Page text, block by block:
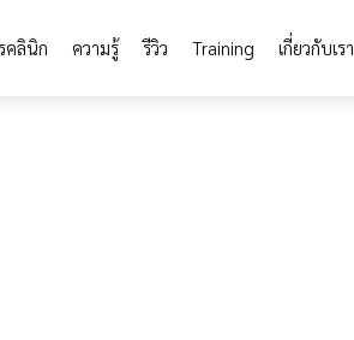
คลินิก ความรู้ รีวิว Training เกี่ยวกับเรา